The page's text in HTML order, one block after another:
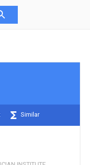
Similar